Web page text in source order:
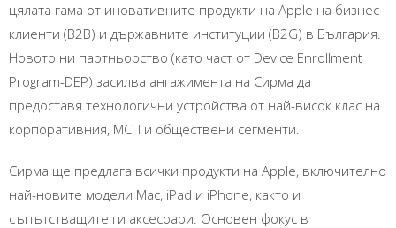
цялата гама от иновативните продукти на Apple на бизнес
клиенти (В2В) и държавните институции (B2G) в България.
Новото ни партньорство (като част от Device Enrollment
Program-DEP) засилва ангажимента на Сирма да
предоставя технологични устройства от най-висок клас на
корпоративния, МСП и обществени сегменти.
Сирма ще предлага всички продукти на Apple, включително
най-новите модели Mac, iPad и iPhone, както и
съпътстващите ги аксесоари. Основен фокус в